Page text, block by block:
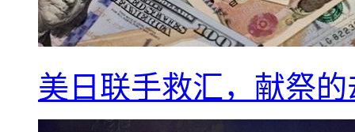
美日联手救汇，献祭